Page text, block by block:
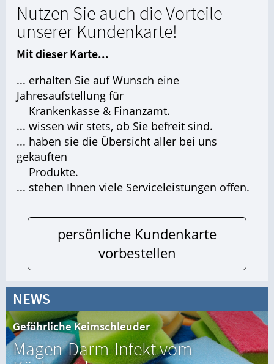
Nutzen Sie auch die Vorteile
unserer Kundenkarte!
Mit dieser Karte...
... erhalten Sie auf Wunsch eine
Jahresaufstellung für
Krankenkasse & Finanzamt.
... wissen wir stets, ob Sie befreit sind.
... haben sie die Übersicht aller bei uns
gekauften
Produkte.
... stehen Ihnen viele Serviceleistungen offen.
persönliche Kundenkarte
vorbestellen
NEWS
Gefährliche Keimschleuder
Magen-Darm-Infekt vom